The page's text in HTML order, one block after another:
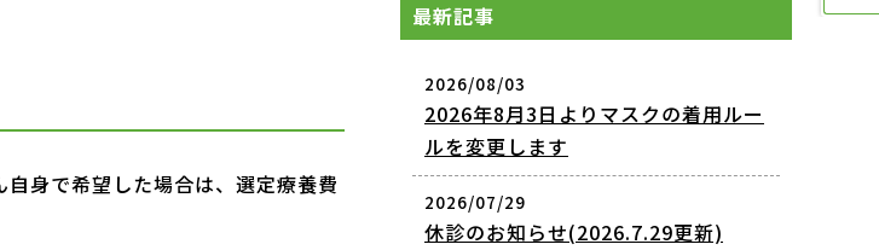
身で希望した場合は、選定療養費
最新記事
2026/08/03
2026年8月3日よりマスクの着用ルー
ルを変更します
2026/07/29
休診のお知らせ(2026.7.29更新)